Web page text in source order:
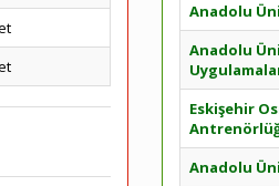
Anadolu
Anadolu
Eskişehir
Anadolu